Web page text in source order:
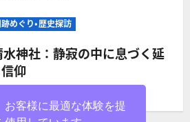
めぐり・歴史探訪
神社：静寂の中に息づく延
仰
お客様に最適な体験を提